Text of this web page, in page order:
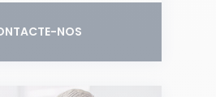
NOS